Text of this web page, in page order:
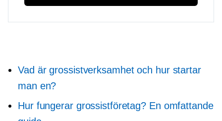
Vad är grossistverksamhet och hur startar
man en?
Hur fungerar grossistföretag? En omfattande